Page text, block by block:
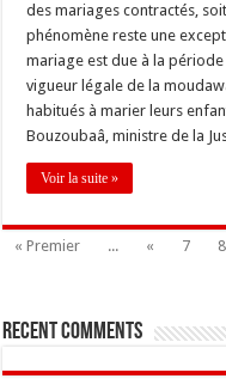
des mariages contractés,
phénomène reste une
mariage est due à la
vigueur légale de la
habitués à marier leurs
Bouzoubaâ, ministre de la
Voir la suite »
« Premier ... « 7 8
Recent Comments